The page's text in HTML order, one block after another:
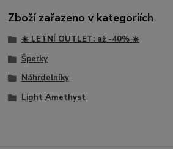
Zboží zařazeno v kategoriích
☀️ LETNÍ OUTLET: až -40% ☀️
Šperky
Náhrdelníky
Light Amethyst